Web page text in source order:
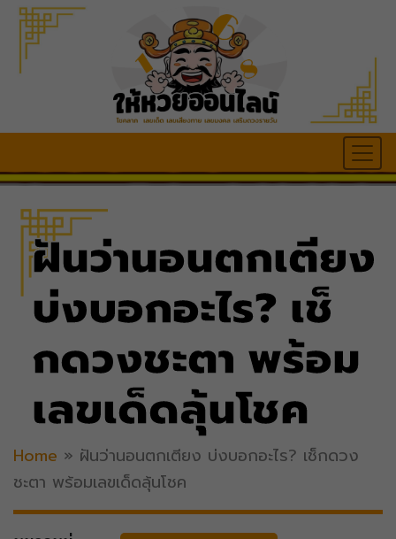
ฝันว่านอนตกเตียง
บ่งบอกอะไร? เช็
กดวงชะตา พร้อม
เลขเด็ดลุ้นโชค
Home » ฝันว่านอนตกเตียง บ่งบอกอะไร? เช็กดวง
ชะตา พร้อมเลขเด็ดลุ้นโชค